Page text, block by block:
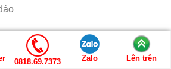
hiện đại
những hình ảnh được thiết kế cắt
0818.69.7373 Zalo Lên trên